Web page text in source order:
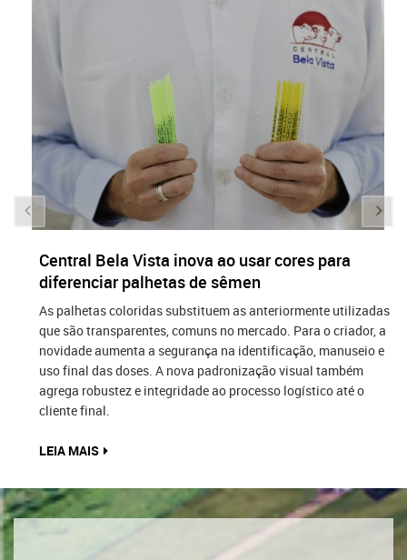
Central Bela Vista inova ao usar cores para
diferenciar palhetas de sêmen
As palhetas coloridas substituem as anteriormente utilizadas
que são transparentes, comuns no mercado. Para o criador, a
novidade aumenta a segurança na identificação, manuseio e
uso final das doses. A nova padronização visual também
agrega robustez e integridade ao processo logístico até o
cliente final.
LEIA MAIS